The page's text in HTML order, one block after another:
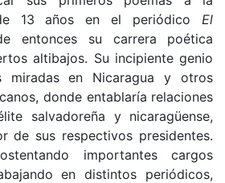
13 años en el periódico El
entonces su carrera poética
altibajos. Su incipiente genio
miradas en Nicaragua y otros
donde entablaría relaciones
salvadoreña y nicaragüense,
de sus respectivos presidentes.
importantes cargos
en distintos periódicos,